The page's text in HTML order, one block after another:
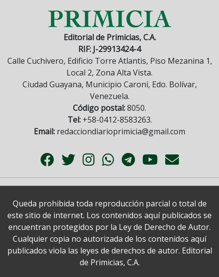
Editorial de Primicias, C.A.
RIF: J-29913424-4
Calle Cuchivero, Edificio Torre Atlantis, Piso Mezanina 1,
Local 2, Zona Alta Vista.
Ciudad Guayana, Municipio Caroní, Edo. Bolívar,
Venezuela.
Código postal:8050.
Tel:+58-0412-8583263.
Email: redacciondiarioprimicia@gmail.com
Queda prohibida toda reproducción parcial o total de
este sitio de internet. Los contenidos aquí publicados se
encuentran protegidos por la Ley de Derecho de Autor.
Cualquier copia no autorizada de los contenidos aquí
publicados viola las leyes de derechos de autor. Editorial
de Primicias, C.A.